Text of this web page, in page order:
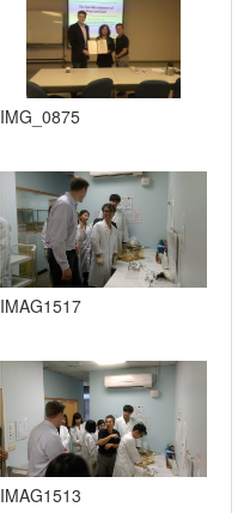
IMG_0875
IMAG1517
IMAG1513